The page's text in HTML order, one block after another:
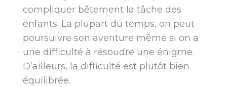
compliquer bêtement la tâche des
enfants. La plupart du temps, on peut
poursuivre son aventure même si on a
une difficulté à résoudre une énigme.
D’ailleurs, la difficulté est plutôt bien
équilibrée.